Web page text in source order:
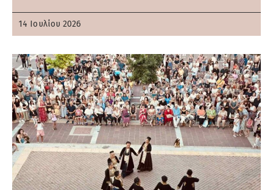
14 Ιουλίου 2026